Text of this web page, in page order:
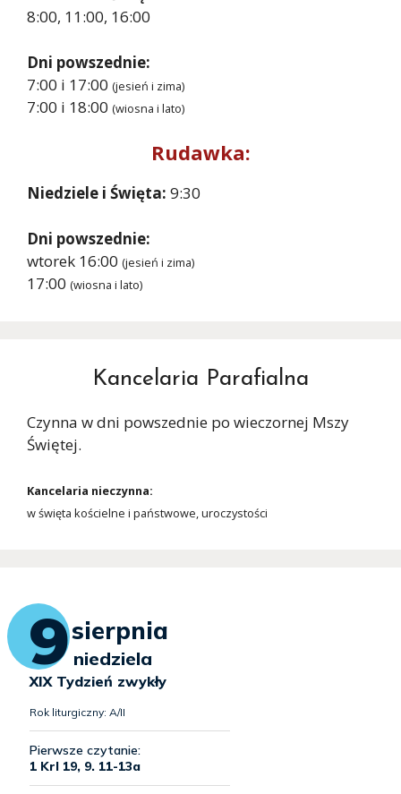
8:00, 11:00, 16:00
Dni powszednie:
7:00 i 17:00 (jesień i zima)
7:00 i 18:00 (wiosna i lato)
Rudawka:
Niedziele i Święta: 9:30
Dni powszednie:
wtorek 16:00 (jesień i zima)
17:00 (wiosna i lato)
Kancelaria Parafialna
Czynna w dni powszednie po wieczornej Mszy
Świętej.
Kancelaria nieczynna:
w święta kościelne i państwowe, uroczystości